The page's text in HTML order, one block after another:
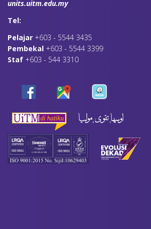
units.uitm.edu.my
Tel:
Pelajar +603 - 5544 3435
Pembekal +603 - 5544 3399
Staf +603 - 544 3310